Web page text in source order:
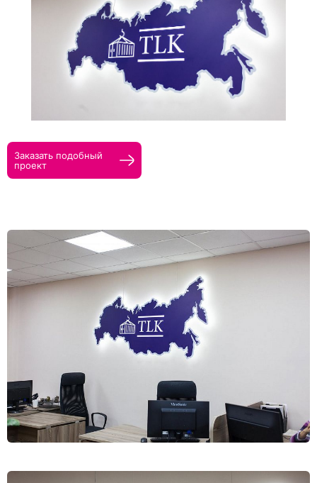
Заказать подобный
проект
Прикрепить макеты
Как с вами связаться?
Whatsapp Max Telegram
конфиденциальности
Нажимая на кнопку, я даю согласие на получение
информационных и рекламных рассылок